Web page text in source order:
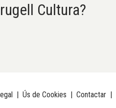
Cultura?
| Ús de Cookies | Contactar |